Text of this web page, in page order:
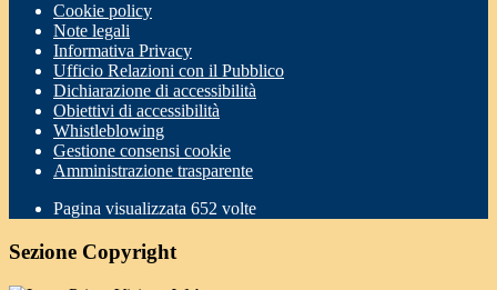
Cookie policy
Note legali
Informativa Privacy
Ufficio Relazioni con il Pubblico
Dichiarazione di accessibilità
Obiettivi di accessibilità
Whistleblowing
Gestione consensi cookie
Amministrazione trasparente
Pagina visualizzata 652 volte
Sezione Copyright